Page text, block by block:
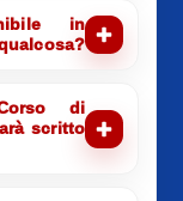
in
di
scritto